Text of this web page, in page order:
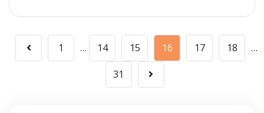
1 … 14 15 16 17 18 …
31